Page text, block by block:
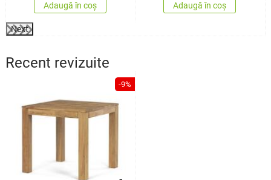
Adaugă în coș Adaugă în coș
Next
Recent revizuite
-9%